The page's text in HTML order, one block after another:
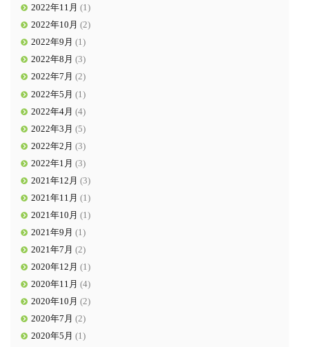
2022年11月 (1)
2022年10月 (2)
2022年9月 (1)
2022年8月 (3)
2022年7月 (2)
2022年5月 (1)
2022年4月 (4)
2022年3月 (5)
2022年2月 (3)
2022年1月 (3)
2021年12月 (3)
2021年11月 (1)
2021年10月 (1)
2021年9月 (1)
2021年7月 (2)
2020年12月 (1)
2020年11月 (4)
2020年10月 (2)
2020年7月 (2)
2020年5月 (1)